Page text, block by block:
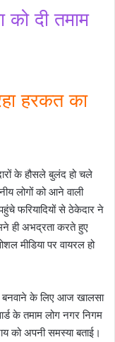
दी तमाम
हरकत का
के हौसले बुलंद हो चले
लोगों को आने वाली
फरियादियों से ठेकेदार ने
ही अभद्रता करते हुए
मीडिया पर वायरल हो
बनवाने के लिए आज खालसा
के तमाम लोग नगर निगम
को अपनी समस्या बताई।